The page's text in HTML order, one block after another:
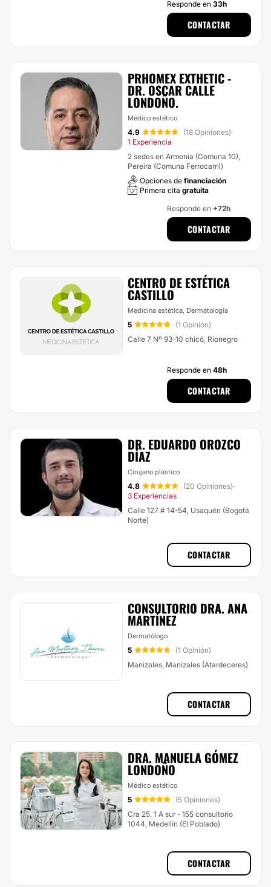
Responde en 33h
CONTACTAR
PRHOMEX EXTHETIC -
DR. OSCAR CALLE
LONDOÑO.
Médico estético
4.9 (18 Opiniones)·
1 Experiencia
2 sedes en Armenia (Comuna 10),
Pereira (Comuna Ferrocarril)
Opciones de financiación
Primera cita gratuita
Responde en +72h
CONTACTAR
CENTRO DE ESTÉTICA
CASTILLO
Medicina estética, Dermatología
5
(1 Opinión)
Calle 7 Nº 93-10 chicó, Rionegro
Responde en 48h
CONTACTAR
DR. EDUARDO OROZCO
DÍAZ
Cirujano plástico
4.8 (20 Opiniones)·
3 Experiencias
Calle 127 # 14-54, Usaquén (Bogotá
Norte)
CONTACTAR
CONSULTORIO DRA. ANA
MARTÍNEZ
Dermatólogo
5
(1 Opinión)
Manizales, Manizales (Atardeceres)
CONTACTAR
DRA. MANUELA GÓMEZ
LONDOÑO
Médico estético
5
(5 Opiniones)
Cra 25, 1 A sur - 155 consultorio
1044, Medellín (El Poblado)
CONTACTAR